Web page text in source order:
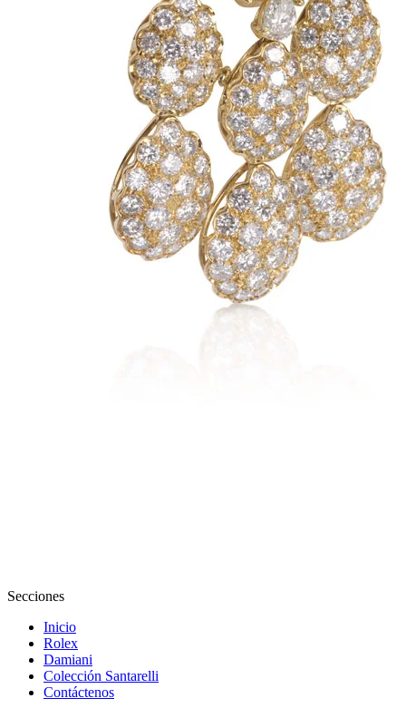
Secciones
Inicio
Rolex
Damiani
Colección Santarelli
Contáctenos